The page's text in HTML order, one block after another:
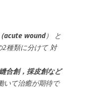
acute wound） と
2種類に分けて 対
合創，採皮創など
いて治癒が期待で